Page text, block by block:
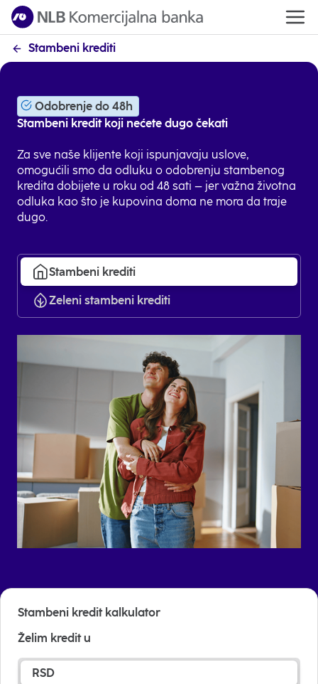
Stambeni krediti
Odobrenje do 48h
Stambeni kredit koji nećete dugo čekati
Za sve naše klijente koji ispunjavaju uslove,
omogućili smo da odluku o odobrenju stambenog
kredita dobijete u roku od 48 sati – jer važna životna
odluka kao što je kupovina doma ne mora da traje
dugo.
Stambeni krediti
Zeleni stambeni krediti
Stambeni kredit kalkulator
Želim kredit u
RSD